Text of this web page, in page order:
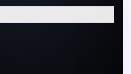
неделя):
эффект в ближайшие 90 дней.